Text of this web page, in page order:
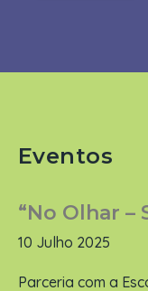
Eventos
“No Olhar –
10 Julho 2025
Parceria com a